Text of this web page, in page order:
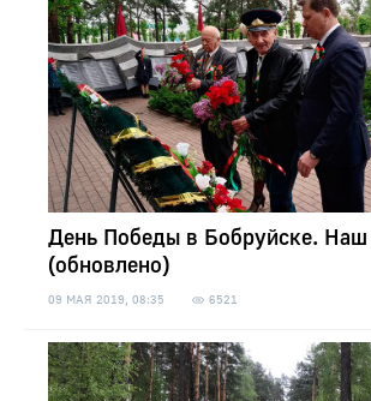
День Победы в Бобруйске. Наш
(обновлено)
09 МАЯ 2019, 08:35 6521